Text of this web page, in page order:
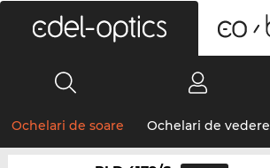
Ochelari de soare Ochelari de vedere